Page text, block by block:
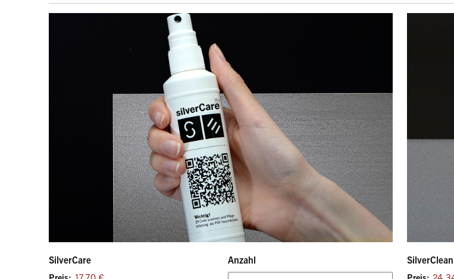
SilverCare Anzahl SilverClean